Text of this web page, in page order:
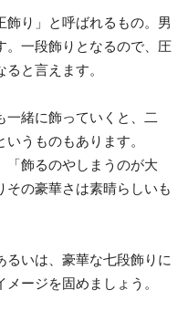
飾り」と呼ばれるもの。男
。一段飾りとなるので、圧
と言えます。
一緒に飾っていくと、二
うものもあります。
「飾るのやしまうのが大
の豪華さは素晴らしいも
るいは、豪華な七段飾りに
ージを固めましょう。